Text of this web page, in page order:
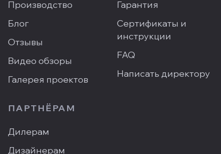
Производство
Блог
Отзывы
Видео обзоры
Галерея проектов
Гарантия
Сертификаты и
инструкции
FAQ
Написать директору
ПАРТНЁРАМ
Дилерам
Дизайнерам